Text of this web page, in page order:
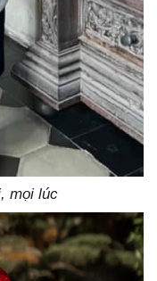
mọi lúc